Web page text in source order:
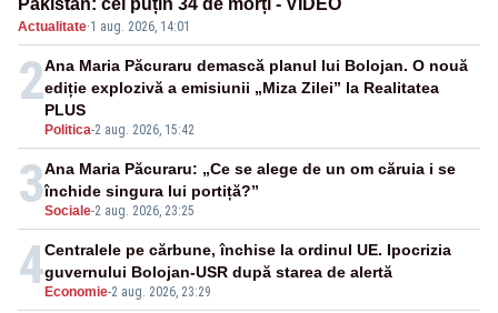
Pakistan: cel puțin 34 de morți - VIDEO
Actualitate·1 aug. 2026, 14:01
2
Politica-2 aug. 2026, 15:42
Ana Maria Păcuraru demască planul lui Bolojan. O nouă
ediție explozivă a emisiunii „Miza Zilei” la Realitatea
PLUS
3Sociale-2 aug. 2026, 23:25
Ana Maria Păcuraru: „Ce se alege de un om căruia i se
închide singura lui portiță?”
4 Economie-2 aug. 2026, 23:29
Centralele pe cărbune, închise la ordinul UE. Ipocrizia
guvernului Bolojan-USR după starea de alertă